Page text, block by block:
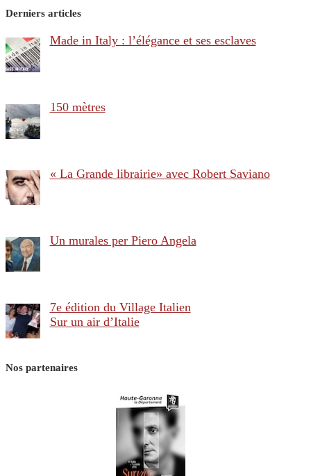
Derniers articles
Made in Italy : l’élégance et ses esclaves
150 mètres
« La Grande librairie» avec Robert Saviano
Un murales per Piero Angela
7e édition du Village Italien
Sur un air d’Italie
Nos partenaires